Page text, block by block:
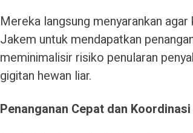
Mereka langsung menyarankan
Jakem untuk mendapatkan
meminimalisir risiko penularan
gigitan hewan liar.
Penanganan Cepat dan